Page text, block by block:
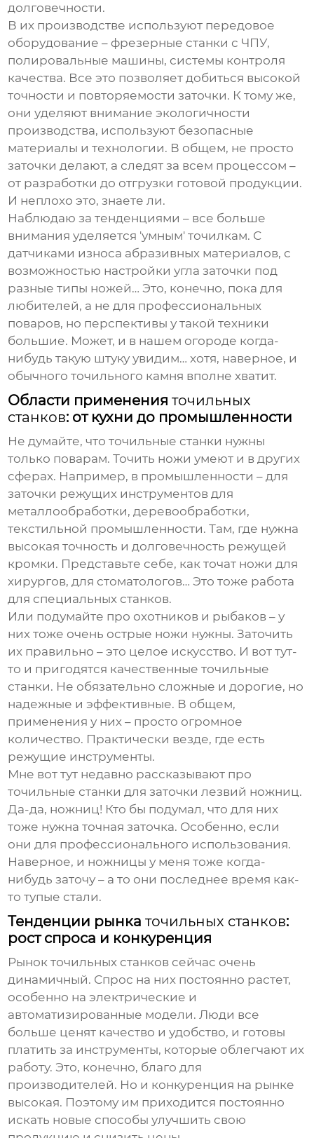
долговечности.
В их производстве используют передовое
оборудование – фрезерные станки с ЧПУ,
полировальные машины, системы контроля
качества. Все это позволяет добиться высокой
точности и повторяемости заточки. К тому же,
они уделяют внимание экологичности
производства, используют безопасные
материалы и технологии. В общем, не просто
заточки делают, а следят за всем процессом –
от разработки до отгрузки готовой продукции.
И неплохо это, знаете ли.
Наблюдаю за тенденциями – все больше
внимания уделяется 'умным'точилкам. С
датчиками износа абразивных материалов, с
возможностью настройки угла заточки под
разные типы ножей… Это, конечно, пока для
любителей, а не для профессиональных
поваров, но перспективы у такой техники
большие. Может, и в нашем огороде когда-
нибудь такую штуку увидим… хотя, наверное, и
обычноготочильного камня вполне хватит.
Области примененияточильных
станков: от кухни до промышленности
Не думайте, чтоточильные станки нужны
только поварам. Точить ножи умеют и в других
сферах. Например, в промышленности – для
заточки режущих инструментов для
металлообработки, деревообработки,
текстильной промышленности. Там, где нужна
высокая точность и долговечность режущей
кромки. Представьте себе, как точат ножи для
хирургов, для стоматологов… Это тоже работа
для специальных станков.
Или подумайте про охотников и рыбаков – у
них тоже очень острые ножи нужны. Заточить
их правильно – это целое искусство. И вот тут-
то и пригодятся качественныеточильные
станки. Не обязательно сложные и дорогие, но
надежные и эффективные. В общем,
применения у них – просто огромное
количество. Практически везде, где есть
режущие инструменты.
Мне вот тут недавно рассказывают про
точильные станки для заточки лезвий ножниц.
Да-да, ножниц! Кто бы подумал, что для них
тоже нужна точная заточка. Особенно, если
они для профессионального использования.
Наверное, и ножницы у меня тоже когда-
нибудь заточу – а то они последнее время как-
то тупые стали.
Тенденции рынкаточильных станков:
рост спроса и конкуренция
Рынокточильных станков сейчас очень
динамичный. Спрос на них постоянно растет,
особенно на электрические и
автоматизированные модели. Люди все
больше ценят качество и удобство, и готовы
платить за инструменты, которые облегчают их
работу. Это, конечно, благо для
производителей. Но и конкуренция на рынке
высокая. Поэтому им приходится постоянно
искать новые способы улучшить свою